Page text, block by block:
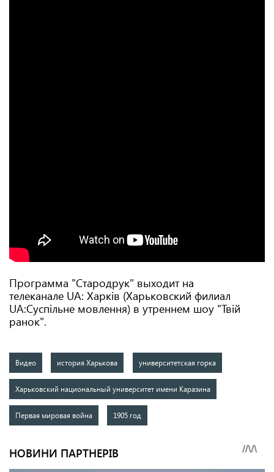
Программа "Стародрук" выходит на
телеканале UA: Харків (Харьковский филиал
UA:Суспільне мовлення) в утреннем шоу "Твій
ранок".
Видео история Харькова университетская горка
Харьковский национальный университет имени Каразина
Первая мировая война 1905 год